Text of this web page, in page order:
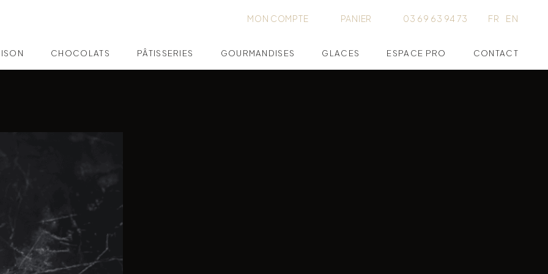
MON COMPTE PANIER 03 69 63 94 73 FR EN
CHOCOLATS PÂTISSERIES GOURMANDISES GLACES ESPACE PRO CONTACT